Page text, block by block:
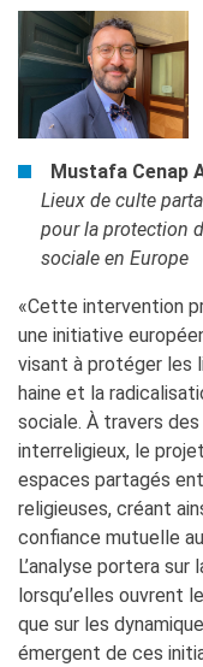
Mustafa Cenap
Lieux de culte
pour la protection
sociale en Europe
«Cette intervention
une initiative
visant à protéger les
haine et la
sociale. À travers
interreligieux, le
espaces partagés
religieuses, créant
confiance mutuelle
L’analyse portera
lorsqu’elles ouvrent
que sur les
émergent de ces